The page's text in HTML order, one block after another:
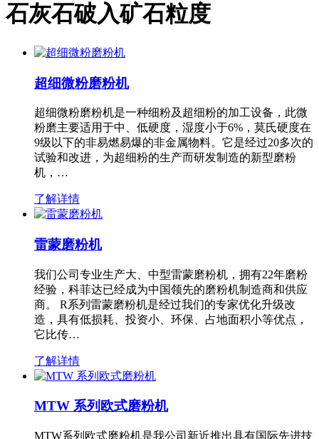
石灰石破入矿石粒度
超细微粉磨粉机
超细微粉磨粉机是一种细粉及超细粉的加工设备，此微
粉磨主要适用于中、低硬度，湿度小于6%，莫氏硬度在
9级以下的非易燃易爆的非金属物料。它是经过20多次的
试验和改进，为超细粉的生产而研发制造的新型磨粉
机，…
了解详情
雷蒙磨粉机
我们公司专业生产大、中型雷蒙磨粉机，拥有22年磨粉
经验，科菲达已经成为中国领先的磨粉机制造商和供应
商。 R系列雷蒙磨粉机是经过我们的专家优化升级改
造，具有低损耗、投资小、环保、占地面积小等优点，
它比传…
了解详情
MTW 系列欧式磨粉机
MTW系列欧式磨粉机是我公司新近推出具有国际先进技